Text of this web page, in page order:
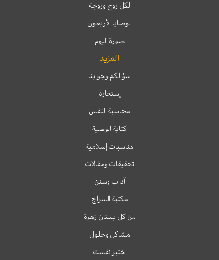
لكل زوج وزوجة
الوصايا الأربعون
صورة اليوم
المزيد
سؤالكم وجوابنا
إستخارة
محاسبة النفس
كتابة الوصية
مناسبات إسلامية
تحقيقات ومقالات
آداب وسنن
مكتبة السراج
من كل بستان زهرة
مشاكل وحلول
اختبر نفسك